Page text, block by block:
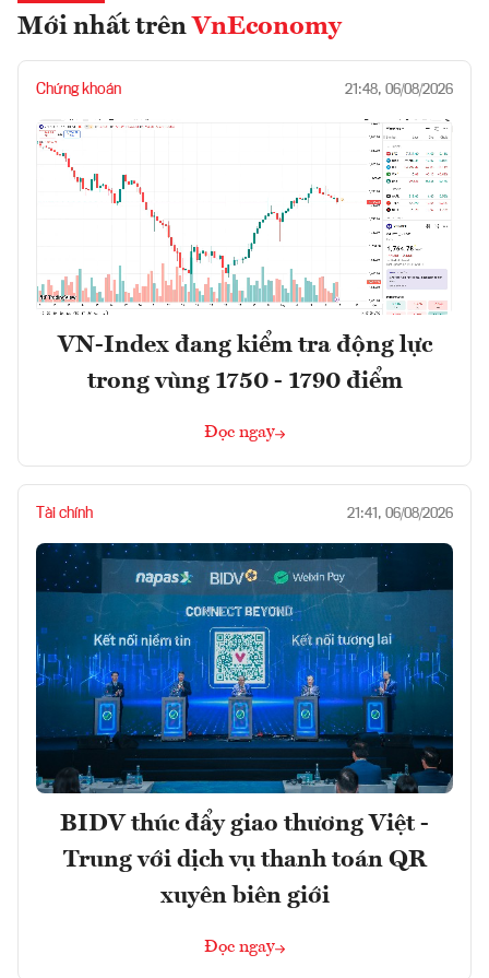
Mới nhất trên VnEconomy
Chứng khoán 21:48, 06/08/2026
VN-Index đang kiểm tra động lực
trong vùng 1750 - 1790 điểm
Đọc ngay
Tài chính 21:41, 06/08/2026
BIDV thúc đẩy giao thương Việt -
Trung với dịch vụ thanh toán QR
xuyên biên giới
Đọc ngay